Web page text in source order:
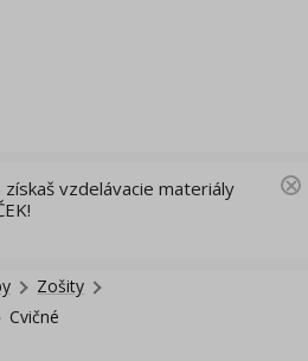
získaš vzdelávacie materiály
Zošity
Cvičné